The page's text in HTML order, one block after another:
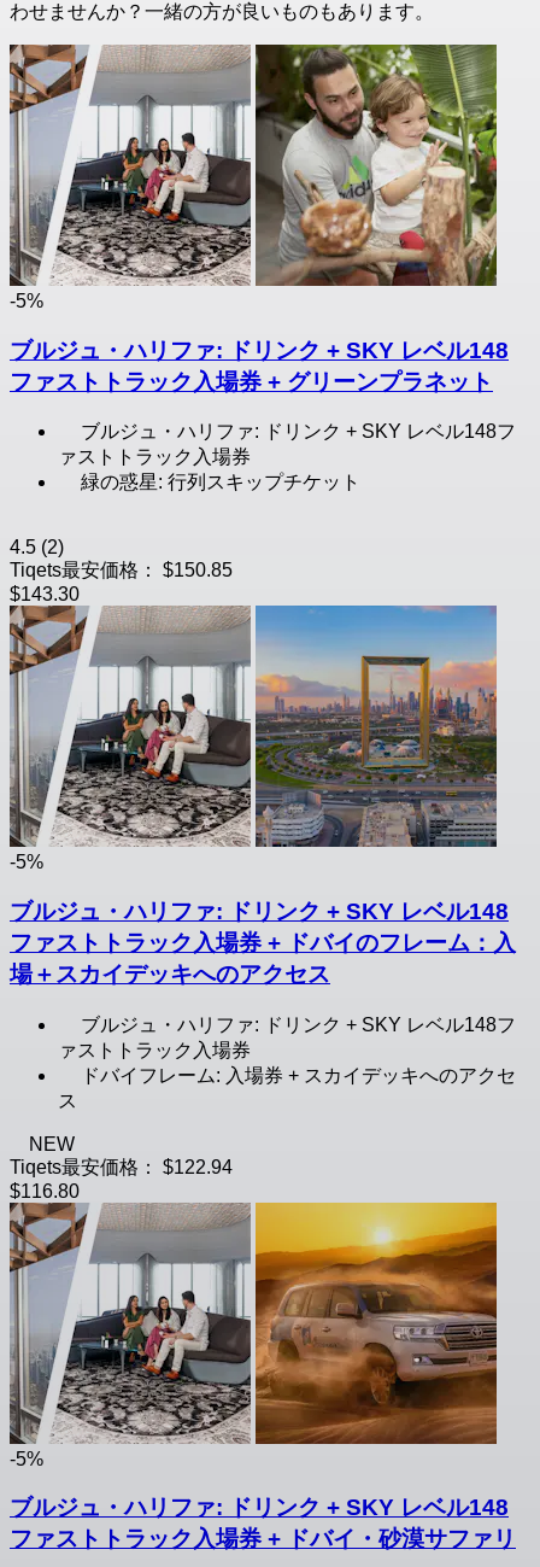
わせませんか？一緒の方が良いものもあります。
-5%
ブルジュ・ハリファ: ドリンク + SKY レベル148
ファストトラック入場券 + グリーンプラネット
ブルジュ・ハリファ: ドリンク + SKY レベル148フ
ァストトラック入場券
緑の惑星: 行列スキップチケット
4.5 (2)
Tiqets最安価格：
$150.85
$143.30
-5%
ブルジュ・ハリファ: ドリンク + SKY レベル148
ファストトラック入場券 + ドバイのフレーム：入
場＋スカイデッキへのアクセス
ブルジュ・ハリファ: ドリンク + SKY レベル148フ
ァストトラック入場券
ドバイフレーム: 入場券 + スカイデッキへのアクセ
ス
NEW
Tiqets最安価格：
$122.94
$116.80
-5%
ブルジュ・ハリファ: ドリンク + SKY レベル148
ファストトラック入場券 + ドバイ・砂漠サファリ